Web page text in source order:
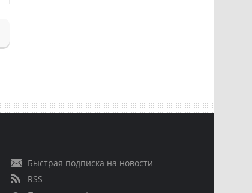
Быстрая подписка на новости
RSS